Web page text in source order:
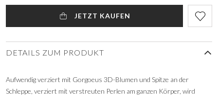
JETZT KAUFEN
DETAILS ZUM PRODUKT
Aufwendig verziert mit Gorgoeus 3D-Blumen und Spitze an der
Schleppe, verziert mit verstreuten Perlen am ganzen Körper, wird